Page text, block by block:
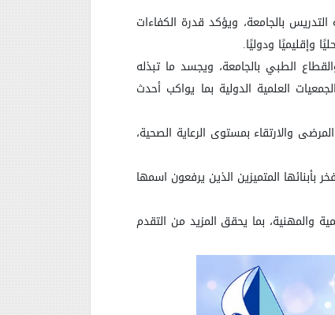
بالجامعة، ويؤكد قدرة الكفاءات
وإقليميًا ودوليًا.
الطبي بالجامعة، ويجسد ما تبذله
العلمية الدولية بما يواكب أحدث
والارتقاء بمستوى الرعاية الصحية،
المتميزين الذين يرفعون اسمها
والمهنية، بما يحقق المزيد من التقدم